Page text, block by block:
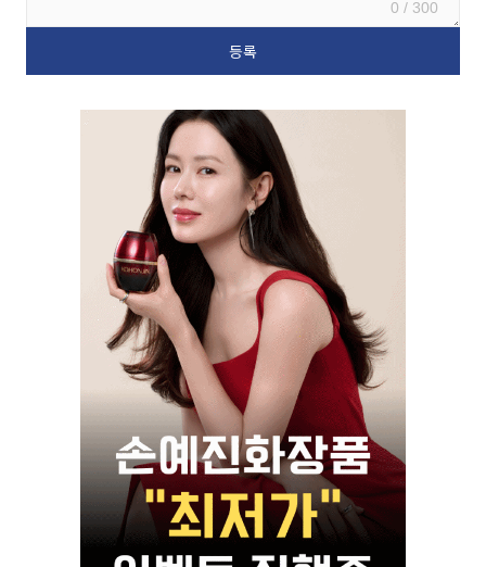
0 / 300